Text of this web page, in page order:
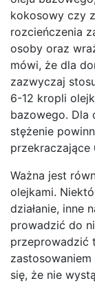
kokosowy czy
rozcieńczenia
osoby oraz
mówi, że dla
zazwyczaj
6-12 kropli
bazowego. Dla
stężenie
przekraczające
Ważna jest
olejkami.
działanie, inne
prowadzić do
przeprowadzić
się, że nie